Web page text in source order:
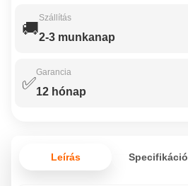
🚚
Szállítás
2-3 munkanap
✅
Garancia
12 hónap
Leírás Specifikáció